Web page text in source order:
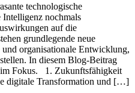
technologische
nochmals
auf die
grundlegende neue
organisationale Entwicklung,
In diesem Blog-Beitrag
im Fokus. 1. Zukunftsfähigkeit
digitale Transformation und […]